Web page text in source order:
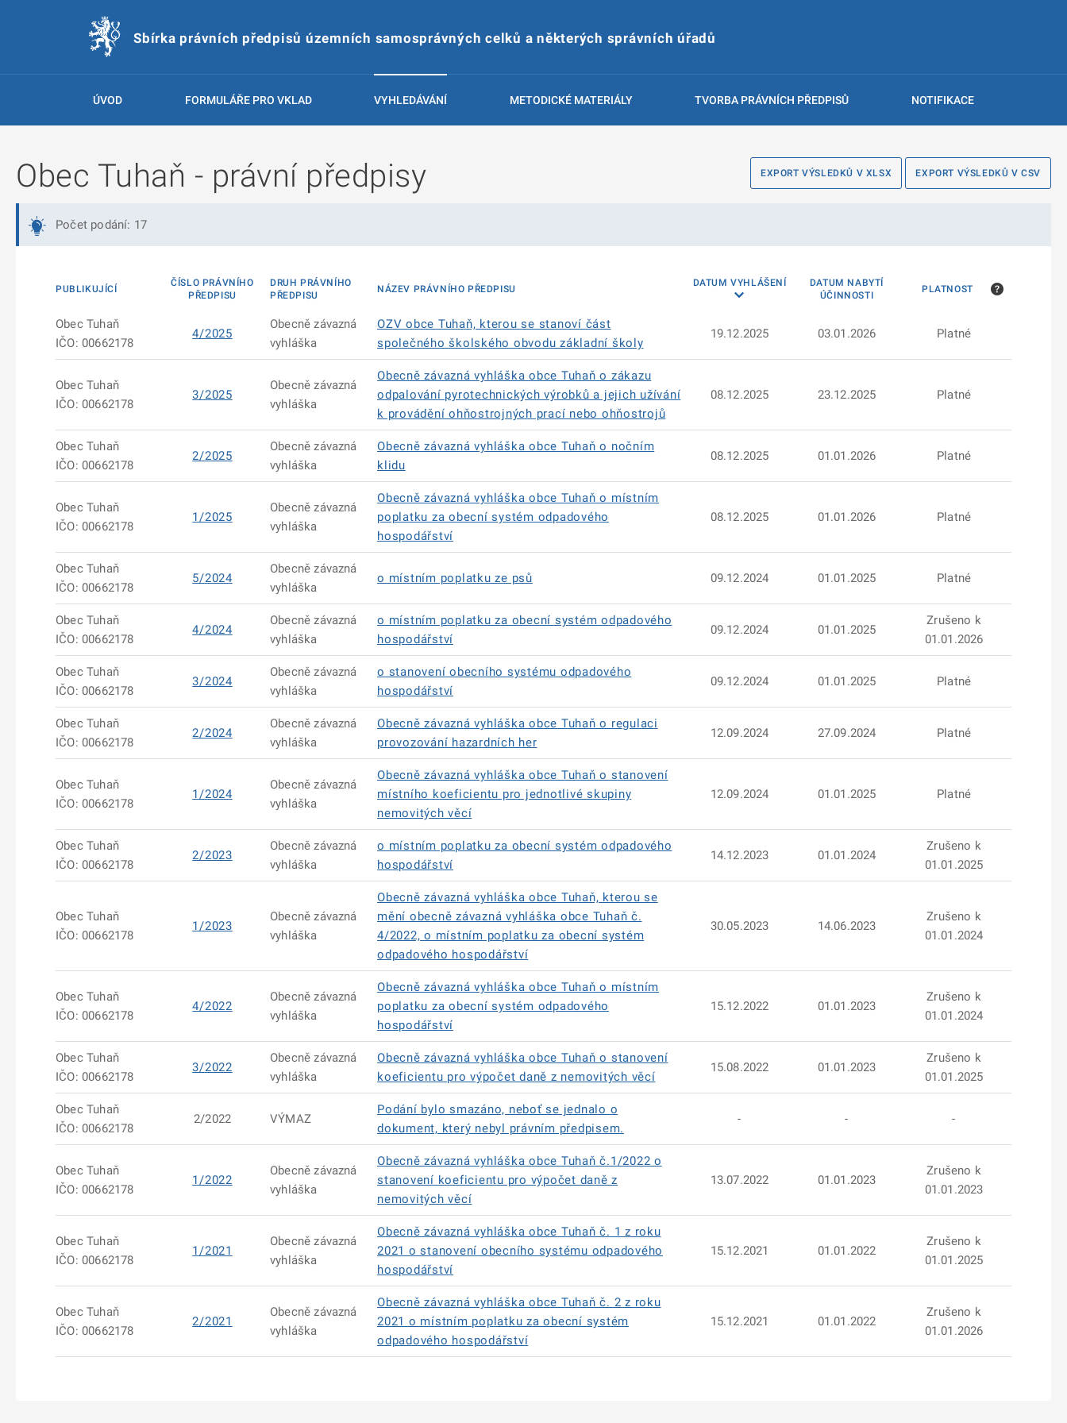
Sbírka právních předpisů územních samosprávných celků a některých správních úřadů
ÚVOD FORMULÁŘE PRO VKLAD VYHLEDÁVÁNÍ METODICKÉ MATERIÁLY TVORBA PRÁVNÍCH PŘEDPISŮ NOTIFIKACE
EXPORT VÝSLEDKŮ V XLSX EXPORT VÝSLEDKŮ V CSV
Obec Tuhaň - právní předpisy
Počet podání: 17
PUBLIKUJÍCÍ
ČÍSLO PRÁVNÍHO
PŘEDPISU
DRUH PRÁVNÍHO
PŘEDPISU
NÁZEV PRÁVNÍHO PŘEDPISU
DATUM VYHLÁŠENÍ
DATUM NABYTÍ
ÚČINNOSTI
PLATNOST
Obec Tuhaň
IČO: 00662178
4/2025
Obecně závazná
vyhláška
OZV obce Tuhaň, kterou se stanoví část
společného školského obvodu základní školy
19.12.2025 03.01.2026 Platné
Obec Tuhaň
IČO: 00662178
3/2025
Obecně závazná
vyhláška
Obecně závazná vyhláška obce Tuhaň o zákazu
odpalování pyrotechnických výrobků a jejich užívání
k provádění ohňostrojných prací nebo ohňostrojů
08.12.2025 23.12.2025 Platné
Obec Tuhaň
IČO: 00662178
2/2025
Obecně závazná
vyhláška
Obecně závazná vyhláška obce Tuhaň o nočním
klidu
08.12.2025 01.01.2026 Platné
Obec Tuhaň
IČO: 00662178
1/2025
Obecně závazná
vyhláška
Obecně závazná vyhláška obce Tuhaň o místním
poplatku za obecní systém odpadového
hospodářství
08.12.2025 01.01.2026 Platné
Obec Tuhaň
IČO: 00662178
5/2024
Obecně závazná
vyhláška
o místním poplatku ze psů 09.12.2024 01.01.2025 Platné
Obec Tuhaň
IČO: 00662178
4/2024
Obecně závazná
vyhláška
o místním poplatku za obecní systém odpadového
hospodářství
09.12.2024 01.01.2025
Zrušeno k
01.01.2026
Obec Tuhaň
IČO: 00662178
3/2024
Obecně závazná
vyhláška
o stanovení obecního systému odpadového
hospodářství
09.12.2024 01.01.2025 Platné
Obec Tuhaň
IČO: 00662178
2/2024
Obecně závazná
vyhláška
Obecně závazná vyhláška obce Tuhaň o regulaci
provozování hazardních her
12.09.2024 27.09.2024 Platné
Obec Tuhaň
IČO: 00662178
1/2024
Obecně závazná
vyhláška
Obecně závazná vyhláška obce Tuhaň o stanovení
místního koeficientu pro jednotlivé skupiny
nemovitých věcí
12.09.2024 01.01.2025 Platné
Obec Tuhaň
IČO: 00662178
2/2023
Obecně závazná
vyhláška
o místním poplatku za obecní systém odpadového
hospodářství
14.12.2023 01.01.2024
Zrušeno k
01.01.2025
Obec Tuhaň
IČO: 00662178
1/2023
Obecně závazná
vyhláška
Obecně závazná vyhláška obce Tuhaň, kterou se
mění obecně závazná vyhláška obce Tuhaň č.
4/2022, o místním poplatku za obecní systém
odpadového hospodářství
30.05.2023 14.06.2023
Zrušeno k
01.01.2024
Obec Tuhaň
IČO: 00662178
4/2022
Obecně závazná
vyhláška
Obecně závazná vyhláška obce Tuhaň o místním
poplatku za obecní systém odpadového
hospodářství
15.12.2022 01.01.2023
Zrušeno k
01.01.2024
Obec Tuhaň
IČO: 00662178
3/2022
Obecně závazná
vyhláška
Obecně závazná vyhláška obce Tuhaň o stanovení
koeficientu pro výpočet daně z nemovitých věcí
15.08.2022 01.01.2023
Zrušeno k
01.01.2025
Obec Tuhaň
IČO: 00662178
2/2022 VÝMAZ
Podání bylo smazáno, neboť se jednalo o
dokument, který nebyl právním předpisem.
- - -
Obec Tuhaň
IČO: 00662178
1/2022
Obecně závazná
vyhláška
Obecně závazná vyhláška obce Tuhaň č.1/2022 o
stanovení koeficientu pro výpočet daně z
nemovitých věcí
13.07.2022 01.01.2023
Zrušeno k
01.01.2023
Obec Tuhaň
IČO: 00662178
1/2021
Obecně závazná
vyhláška
Obecně závazná vyhláška obce Tuhaň č. 1 z roku
2021 o stanovení obecního systému odpadového
hospodářství
15.12.2021 01.01.2022
Zrušeno k
01.01.2025
Obec Tuhaň
IČO: 00662178
2/2021
Obecně závazná
vyhláška
Obecně závazná vyhláška obce Tuhaň č. 2 z roku
2021 o místním poplatku za obecní systém
odpadového hospodářství
15.12.2021 01.01.2022
Zrušeno k
01.01.2026